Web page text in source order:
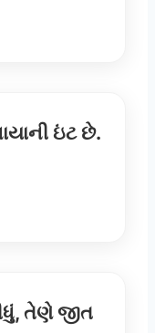
ઇંટ છે.
તેણે જીત